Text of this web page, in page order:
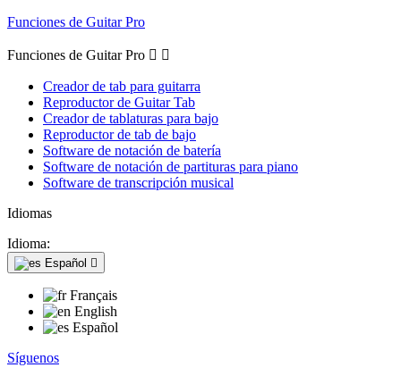
Funciones de Guitar Pro
Funciones de Guitar Pro  
Creador de tab para guitarra
Reproductor de Guitar Tab
Creador de tablaturas para bajo
Reproductor de tab de bajo
Software de notación de batería
Software de notación de partituras para piano
Software de transcripción musical
Idiomas
Idioma:
Español 
Français
English
Español
Síguenos